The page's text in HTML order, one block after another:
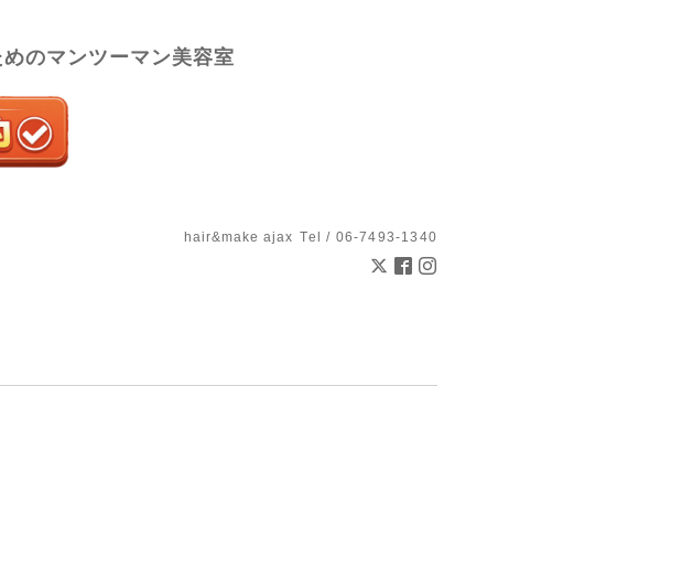
のマンツーマン美容室
hair&make ajax Tel / 06-7493-1340